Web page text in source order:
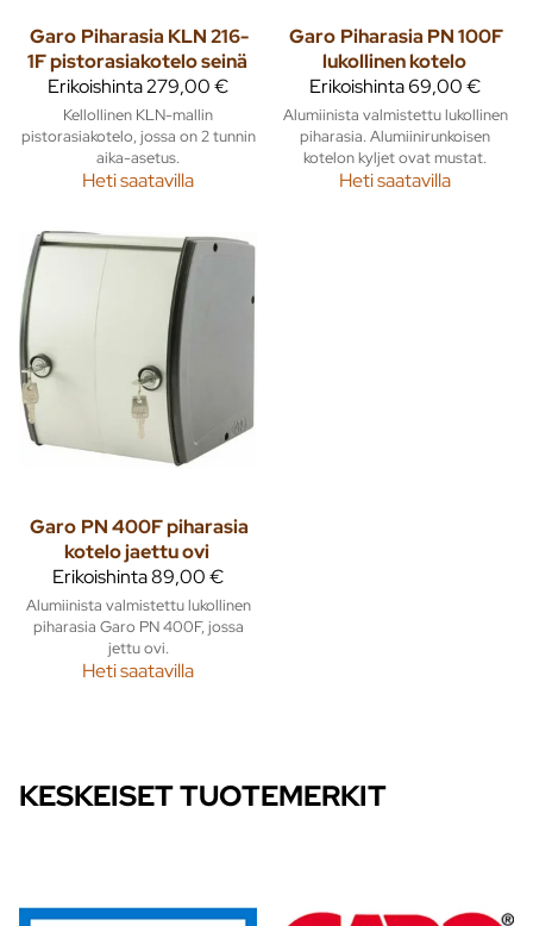
Garo Piharasia KLN 216-
1F pistorasiakotelo seinä
Erikoishinta279,00 €
Kellollinen KLN-mallin
pistorasiakotelo, jossa on 2 tunnin
aika-asetus.
Heti saatavilla
Garo Piharasia PN 100F
lukollinen kotelo
Erikoishinta69,00 €
Alumiinista valmistettu lukollinen
piharasia. Alumiinirunkoisen
kotelon kyljet ovat mustat.
Heti saatavilla
Garo PN 400F piharasia
kotelo jaettu ovi
Erikoishinta89,00 €
Alumiinista valmistettu lukollinen
piharasia Garo PN 400F, jossa
jettu ovi.
Heti saatavilla
KESKEISET TUOTEMERKIT